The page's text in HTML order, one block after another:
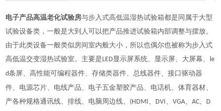
电子产品高温老化试验房与步入式高低温湿热试验箱都是同属于大型
试验设备类，一般是大到人可以把产品推进试验箱内部调整与摆放。
由于此类设备一般类似房间室内般大小，所以也偶尔也被称为步入式
高低温交变湿热试验室。主要是LED显示屏系统、显示屏、大屏幕、 le
d条屏、高性能可编程器件、存储类器件、总线器件、接口驱动器
件、电源芯片、电线产品、电子五金塑胶产品、电话机、体育器材、
产各种规格通讯线、排线、电脑周边线、 (HDMI、 DVI、VGA、AC、 D